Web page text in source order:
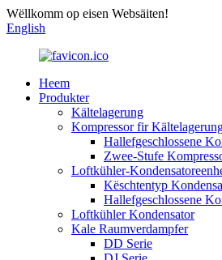
Wëllkomm op eisen Websäiten!
English
Heem
Produkter
Kältelagerung
Kompressor fir
Hallefgeschlossene
Zwee-Stufe
Loftkühler-
Këschtentyp
Hallefgeschlossene
Loftkühler Kondensator
Kale Raumverdampfer
DD Serie